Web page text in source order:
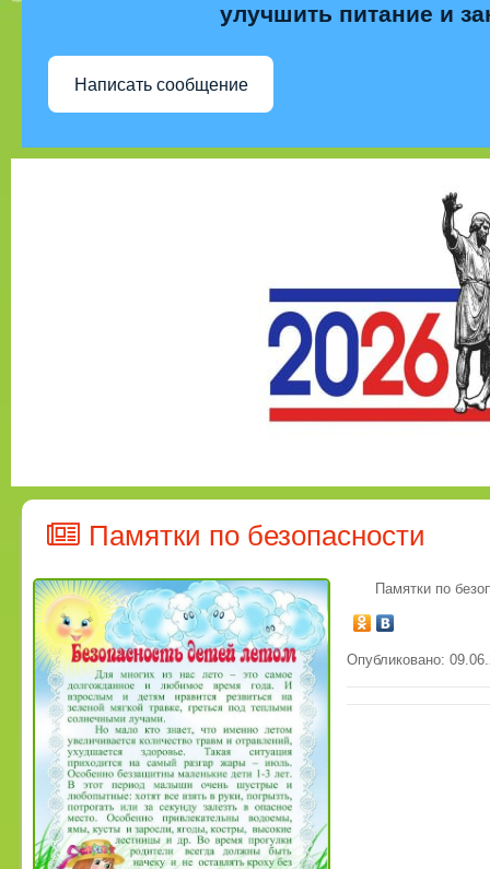
улучшить питание и
Написать сообщение
Памятки по безопасности
Памятки по
Опубликовано: